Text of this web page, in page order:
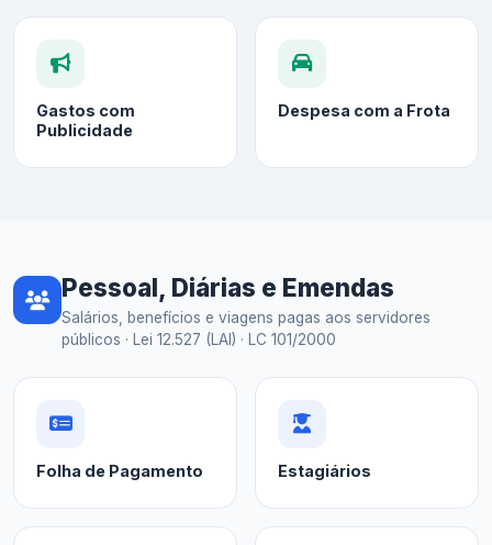
Gastos com
Publicidade
Despesa com a Frota
Pessoal, Diárias e Emendas
Salários, benefícios e viagens pagas aos servidores
públicos · Lei 12.527 (LAI) · LC 101/2000
Folha de Pagamento Estagiários